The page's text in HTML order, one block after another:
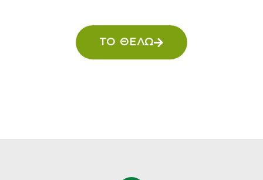
ΤΟ ΘΕΛΩ